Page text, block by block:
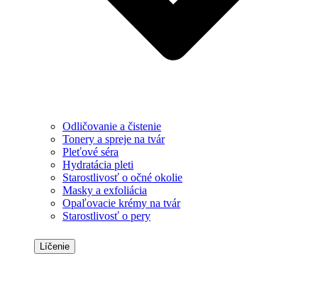
Odličovanie a čistenie
Tonery a spreje na tvár
Pleťové séra
Hydratácia pleti
Starostlivosť o očné okolie
Masky a exfoliácia
Opaľovacie krémy na tvár
Starostlivosť o pery
Líčenie